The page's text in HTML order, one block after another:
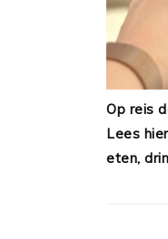
Op reis
Lees
eten,